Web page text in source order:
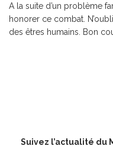
A la suite d’un problème
honorer ce combat.
des êtres humains. Bon
Suivez l’actualité du